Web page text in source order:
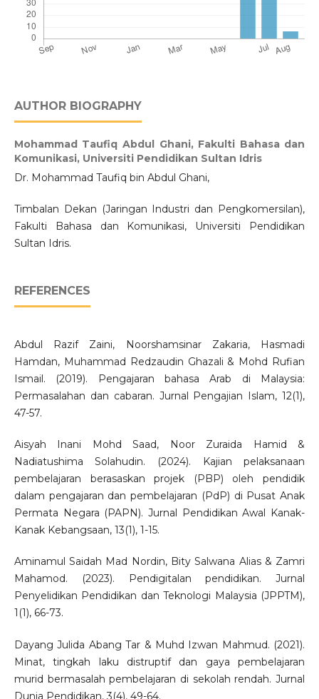
AUTHOR BIOGRAPHY
Mohammad Taufiq Abdul Ghani, Fakulti Bahasa dan
Komunikasi, Universiti Pendidikan Sultan Idris
Dr. Mohammad Taufiq bin Abdul Ghani,
Timbalan Dekan (Jaringan Industri dan Pengkomersilan),
Fakulti Bahasa dan Komunikasi, Universiti Pendidikan
Sultan Idris.
REFERENCES
Abdul Razif Zaini, Noorshamsinar Zakaria, Hasmadi
Hamdan, Muhammad Redzaudin Ghazali & Mohd Rufian
Ismail. (2019). Pengajaran bahasa Arab di Malaysia:
Permasalahan dan cabaran. Jurnal Pengajian Islam, 12(1),
47-57.
Aisyah Inani Mohd Saad, Noor Zuraida Hamid &
Nadiatushima Solahudin. (2024). Kajian pelaksanaan
pembelajaran berasaskan projek (PBP) oleh pendidik
dalam pengajaran dan pembelajaran (PdP) di Pusat Anak
Permata Negara (PAPN). Jurnal Pendidikan Awal Kanak-
Kanak Kebangsaan, 13(1), 1-15.
Aminamul Saidah Mad Nordin, Bity Salwana Alias & Zamri
Mahamod. (2023). Pendigitalan pendidikan. Jurnal
Penyelidikan Pendidikan dan Teknologi Malaysia (JPPTM),
1(1), 66-73.
Dayang Julida Abang Tar & Muhd Izwan Mahmud. (2021).
Minat, tingkah laku distruptif dan gaya pembelajaran
murid bermasalah pembelajaran di sekolah rendah. Jurnal
Dunia Pendidikan, 3(4), 49-64.